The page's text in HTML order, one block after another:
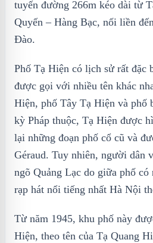
tuyến đường 266m kéo dài từ
Quyến – Hàng Bạc, nối liền
Đào.
Phố Tạ Hiện có lịch sử rất đặc
được gọi với nhiều tên khác
Hiện, phố Tây Tạ Hiện và phố
kỳ Pháp thuộc, Tạ Hiện được
lại những đoạn phố cổ cũ và
Géraud. Tuy nhiên, người dân
ngõ Quảng Lạc do giữa phố có
rạp hát nổi tiếng nhất Hà Nội
Từ năm 1945, khu phố này
Hiện, theo tên của Tạ Quang